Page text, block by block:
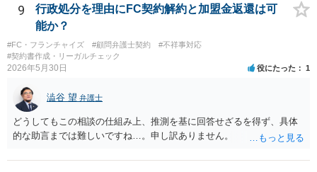
をおくほうがよろしいと思います。 Aの主張で重要になるのは、例え
ば ・相手方建築業者が「当初払う」と言っていた事実、経緯、内容 ・
貴社が相手方建築業者に対して紹介料支払いを求めた事実 、経緯、内
容 ・相手方建築業者が過去に紹介料を支払った事実 ・相手方建築業者
が施主に対して紹介料支払いを前提とする言動をしていたかどうか な
関係を説明して見通しを立て、相手方建築業者に対する請求を行なっ
ていくことになると思います。
9
行政処分を理由にFC契約解約と加盟金返還は可
能か？
#FC・フランチャイズ #顧問弁護士契約
#不祥事対応
#契約書作成・リーガルチェック
2026年5月30日 役にたった 1
澁谷 望 弁護士
どうしてもこの相談の仕組み上、推測を基に回答せざるを得ず、具体
的な助言までは難しいですね…。申し訳ありません。